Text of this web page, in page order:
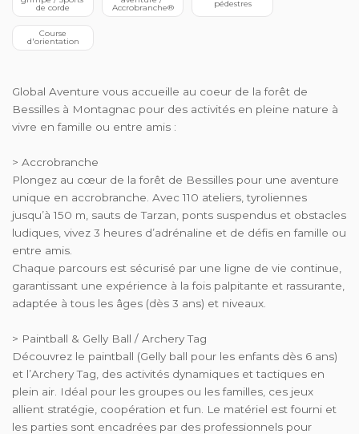
de corde Accrobranche® pédestres
d'orientation
Global Aventure vous accueille au coeur de la forêt de
Bessilles à Montagnac pour des activités en pleine nature à
vivre en famille ou entre amis :
> Accrobranche
Plongez au cœur de la forêt de Bessilles pour une aventure
unique en accrobranche. Avec 110 ateliers, tyroliennes
jusqu’à 150 m, sauts de Tarzan, ponts suspendus et obstacles
ludiques, vivez 3 heures d’adrénaline et de défis en famille ou
entre amis.
Chaque parcours est sécurisé par une ligne de vie continue,
garantissant une expérience à la fois palpitante et rassurante,
adaptée à tous les âges (dès 3 ans) et niveaux.
> Paintball & Gelly Ball / Archery Tag
Découvrez le paintball (Gelly ball pour les enfants dès 6 ans)
et l’Archery Tag, des activités dynamiques et tactiques en
plein air. Idéal pour les groupes ou les familles, ces jeux
allient stratégie, coopération et fun. Le matériel est fourni et
les parties sont encadrées par des professionnels pour